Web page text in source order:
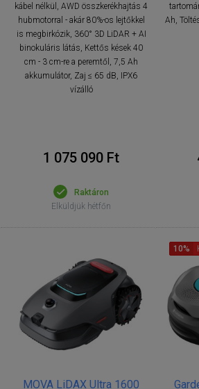
kábel nélkül, AWD összkerékhajtás 4
hubmotorral - akár 80%-os lejtőkkel
is megbirkózik, 360° 3D LiDAR + AI
binokuláris látás, Kettős kések 40
cm - 3 cm-re a peremtől, 7,5 Ah
akkumulátor, Zaj ≤ 65 dB, IPX6
vízálló
1 075 090 Ft
Raktáron
Elküldjük hétfőn
Ah,
MOVA LiDAX Ultra 1600
10%